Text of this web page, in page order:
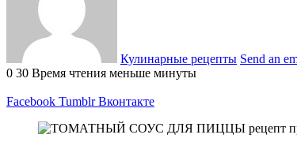
Кулинарные рецепты Send an
0 30 Время чтения меньше минуты
Facebook Tumblr Вконтакте